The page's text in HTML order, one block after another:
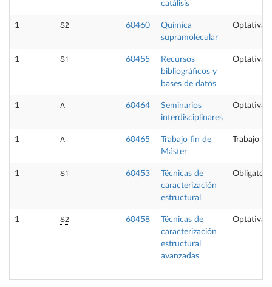
catálisis
1 S2 60460
Química
supramolecular
Optativa
1 S1 60455
Recursos
bibliográficos y
bases de datos
Optativa
1 A 60464
Seminarios
interdisciplinares
Optativa
1 A 60465
Trabajo fin de
Máster
Trabajo
1 S1 60453
Técnicas de
caracterización
estructural
1 S2 60458
Técnicas de
caracterización
estructural
avanzadas
Optativa